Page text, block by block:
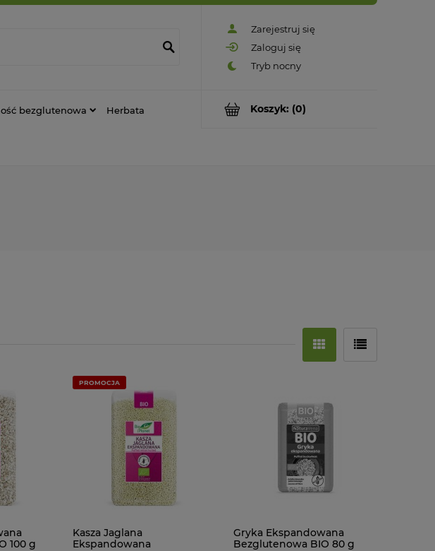
Zarejestruj się
Zaloguj się
Koszyk: (0)
bezglutenowa Herbata
100 g
Kasza Jaglana
Ekspandowana
PROMOCJA
Gryka Ekspandowana
Bezglutenowa BIO 80 g